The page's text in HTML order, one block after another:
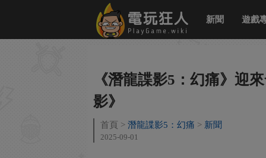
新聞 遊戲
《潛龍諜影5：幻痛》迎
影》
首頁 潛龍諜影5：幻痛 新聞
2025-09-01